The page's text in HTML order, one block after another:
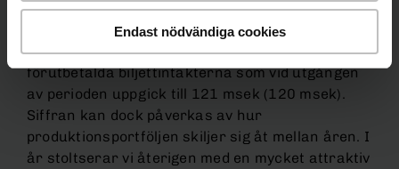
Endast nödvändiga cookies
2Entertain.
En indikation på försäljningsläget framåt är de
förutbetalda biljettintäkterna som vid utgången
av perioden uppgick till 121 msek (120 msek).
Siffran kan dock påverkas av hur
produktionsportföljen skiljer sig åt mellan åren. I
år stoltserar vi återigen med en mycket attraktiv